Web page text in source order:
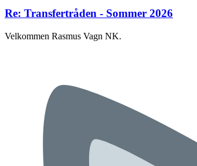
Re: Transfertråden - Sommer 2026
Velkommen Rasmus Vagn NK.